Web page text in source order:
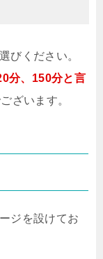
びください。
分、150分と言
ざいます。
ジを設けてお